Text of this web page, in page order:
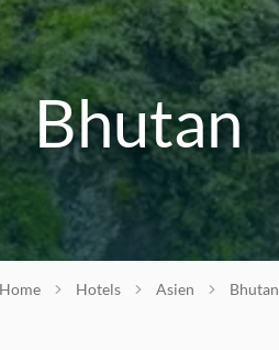
Bhutan
Home Hotels Asien Bhutan